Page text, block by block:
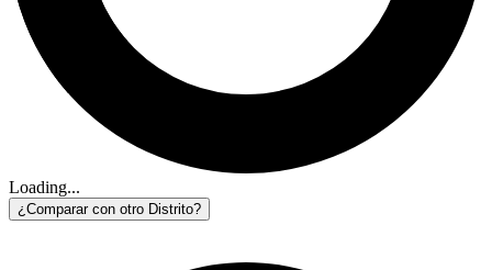
Loading...
¿Comparar con otro Distrito?